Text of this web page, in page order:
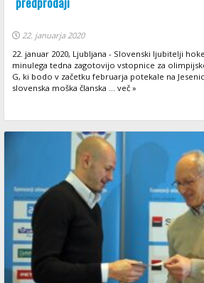
22. januarja 2020
22. januar 2020, Ljubljana - Slovenski ljubitelji
minulega tedna zagotovijo vstopnice za
G, ki bodo v začetku februarja potekale na
slovenska moška članska ... več »